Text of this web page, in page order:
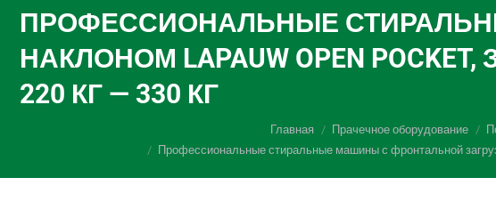
ПРОФЕССИОНАЛЬНЫЕ
НАКЛОНОМ LAPAUW OPEN
220 КГ — 330 КГ
Главная Прачечное оборудование
Профессиональные стиральные машины с фронтальной